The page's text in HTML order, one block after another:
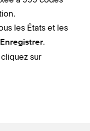
les États et les
Enregistrer.
sur